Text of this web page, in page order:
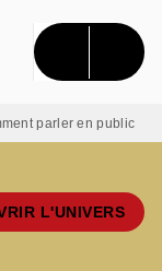
parler en public
L'UNIVERS